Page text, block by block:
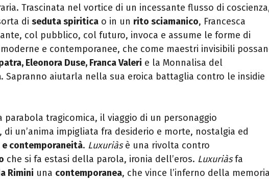
Trascinata nel vortice di un incessante flusso di
di seduta spiritica o in un rito sciamanico, Francesca
col pubblico, col futuro, invoca e assume le forme di
e contemporanee, che come maestri invisibili
Eleonora Duse, Franca Valeri e la Monnalisa del
. Sapranno aiutarla nella sua eroica battaglia contro le insidie
parabola tragicomica, il viaggio di un personaggio
di un’anima impigliata fra desiderio e morte, nostalgia ed
contemporaneità. Luxuriàsè una rivolta contro
che si fa estasi della parola, ironia dell’eros. Luxuriàsfa
Rimini una contemporanea, che vince l’inferno della memoria